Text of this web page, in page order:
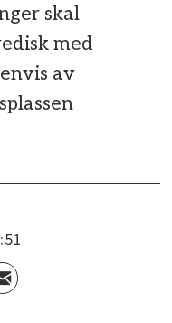
skal
med
av